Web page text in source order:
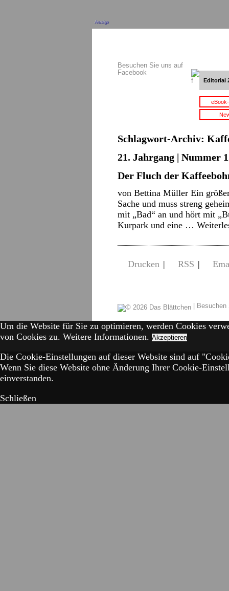
Anzeige
Besuchen Sie uns auf
Facebook
Editorial
Schlagwort-Archiv:
21. Jahrgang | Nummer
Der Fluch der
von Bettina Müller Ein
Sache und muss streng
mit „Bad“ an und hört mit
Kurpark und eine …
Drucken | RSS |
|
Um die Website für Sie zu optimieren, werden Cookies
von Cookies zu. Weitere Informationen. Akzeptieren
Die Cookie-Einstellungen auf dieser Website sind auf
Wenn Sie diese Website ohne Änderung Ihrer Cookie-
einverstanden.
Schließen